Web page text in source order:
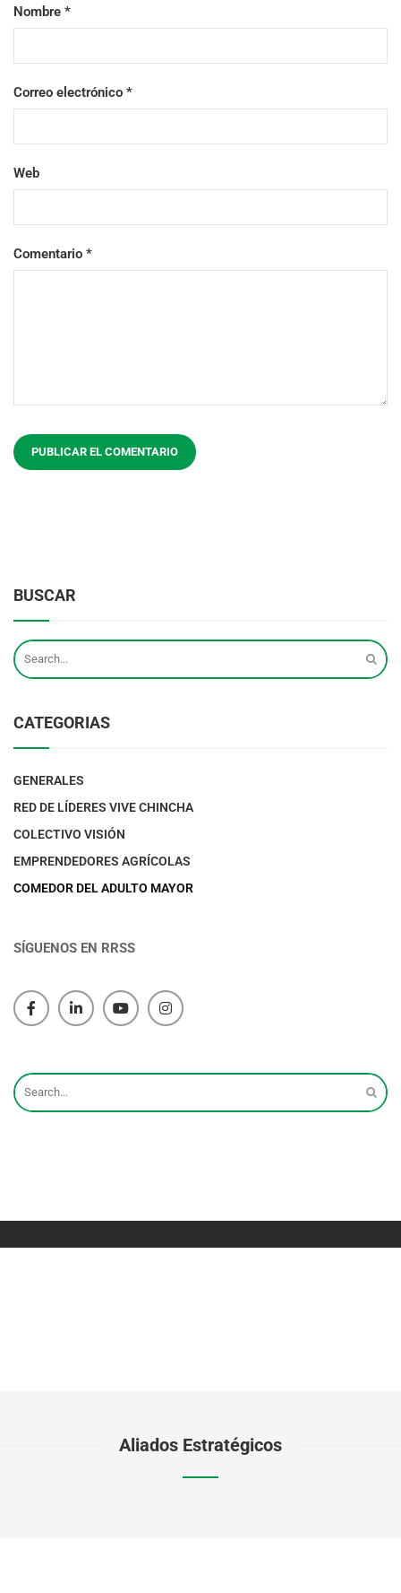
Nombre *
Correo electrónico *
Web
Comentario *
BUSCAR
CATEGORIAS
GENERALES
RED DE LÍDERES VIVE CHINCHA
COLECTIVO VISIÓN
EMPRENDEDORES AGRÍCOLAS
COMEDOR DEL ADULTO MAYOR
SÍGUENOS EN RRSS
Aliados Estratégicos